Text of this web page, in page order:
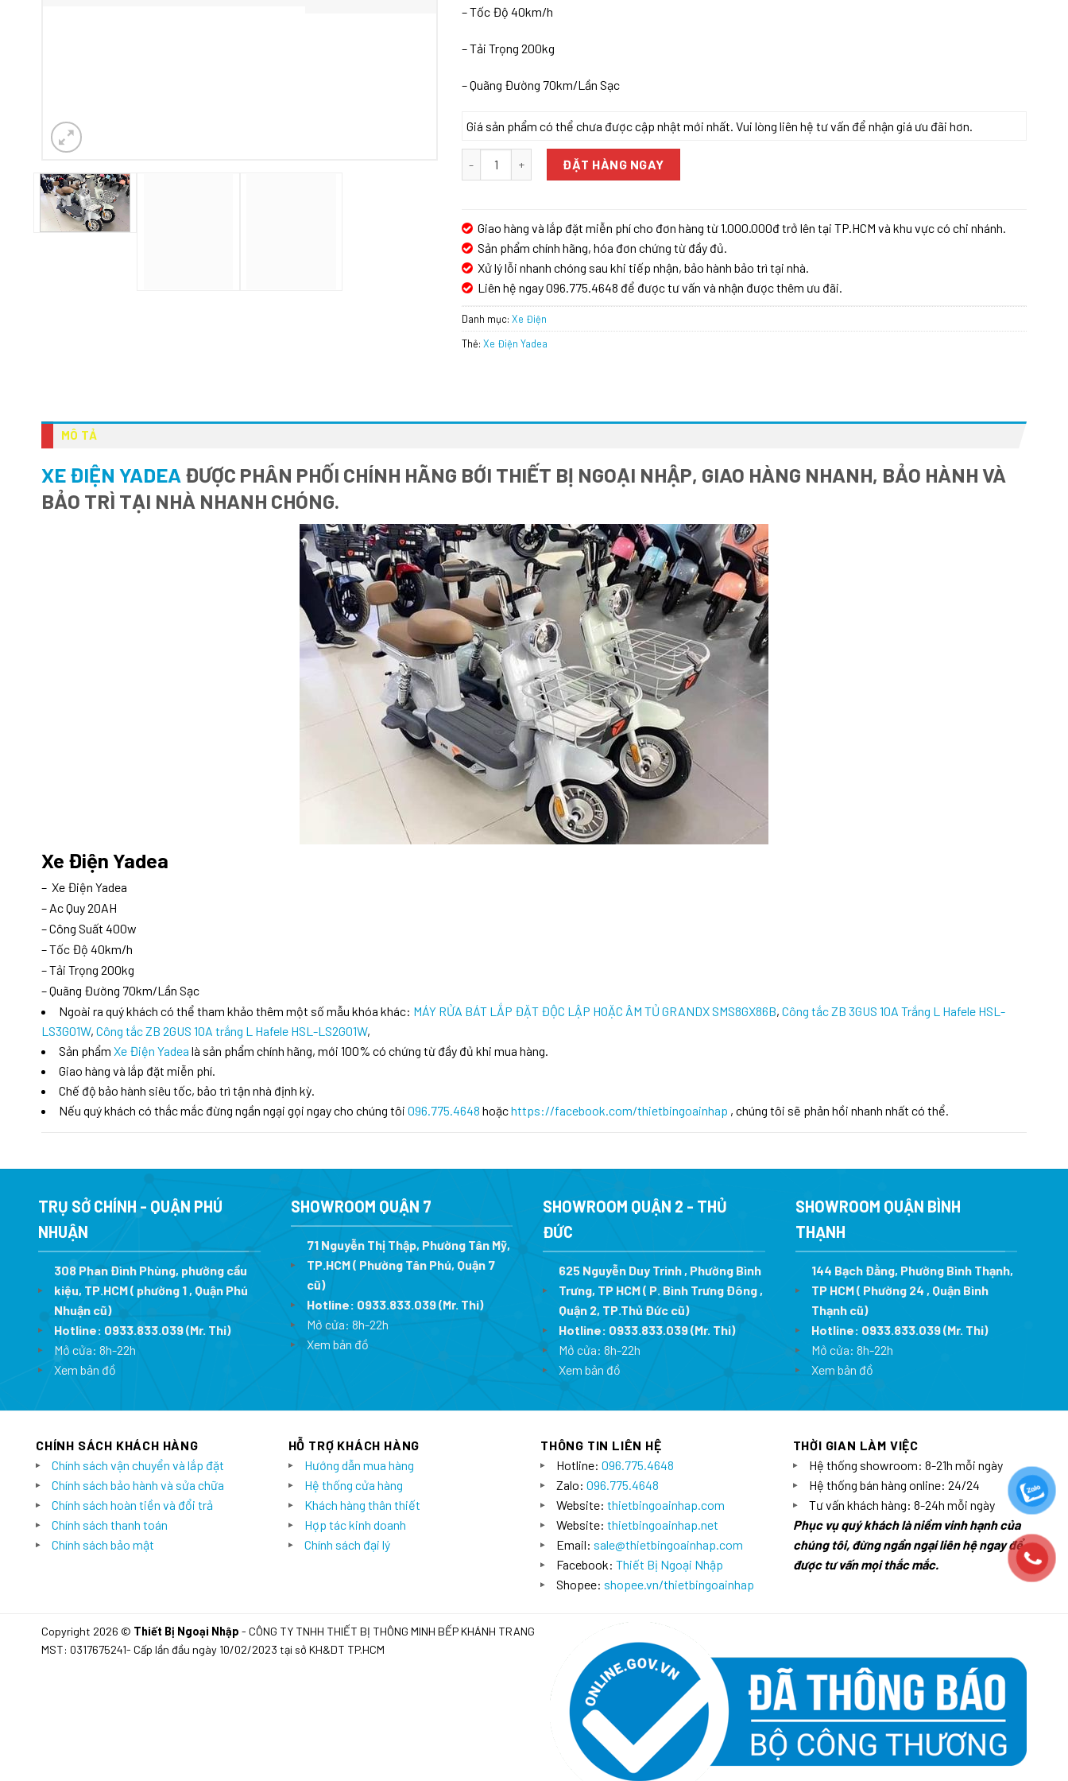
– Tốc Độ 40km/h
– Tải Trọng 200kg
– Quãng Đường 70km/Lần Sạc
Giá sản phẩm có thể chưa được cập nhật mới nhất. Vui lòng liên hệ tư vấn để nhận giá ưu đãi hơn.
Xe Điện Yadea số lượngĐẶT HÀNG NGAY
Giao hàng và lắp đặt miễn phí cho đơn hàng từ 1.000.000đ trở lên tại TP.HCM và khu vực có chi nhánh.
Sản phẩm chính hãng, hóa đơn chứng từ đầy đủ.
Xử lý lỗi nhanh chóng sau khi tiếp nhận, bảo hành bảo trì tại nhà.
Liên hệ ngay 096.775.4648 để được tư vấn và nhận được thêm ưu đãi.
Danh mục:Xe Điện
Thẻ:Xe Điện Yadea
MÔ TẢ
XE ĐIỆN YADEA ĐƯỢC PHÂN PHỐI CHÍNH HÃNG BỚI THIẾT BỊ NGOẠI NHẬP, GIAO HÀNG NHANH, BẢO HÀNH VÀ
BẢO TRÌ TẠI NHÀ NHANH CHÓNG.
Xe Điện Yadea
– Xe Điện Yadea
– Ac Quy 20AH
– Công Suất 400w
– Tốc Độ 40km/h
– Tải Trọng 200kg
– Quãng Đường 70km/Lần Sạc
Ngoài ra quý khách có thể tham khảo thêm một số mẫu khóa khác: MÁY RỬA BÁT LẮP ĐẶT ĐỘC LẬP HOẶC ÂM TỦ GRANDX SMS8GX86B, Công tắc ZB 3GUS 10A Trắng L Hafele HSL-
LS3G01W, Công tắc ZB 2GUS 10A trắng L Hafele HSL-LS2G01W,
Sản phẩm Xe Điện Yadea là sản phẩm chính hãng, mới 100% có chứng từ đầy đủ khi mua hàng.
Giao hàng và lắp đặt miễn phí.
Chế độ bảo hành siêu tốc, bảo trì tận nhà định kỳ.
Nếu quý khách có thắc mắc đừng ngần ngại gọi ngay cho chúng tôi 096.775.4648 hoặchttps://facebook.com/thietbingoainhap , chúng tôi sẽ phản hồi nhanh nhất có thể.
TRỤ SỞ CHÍNH - QUẬN PHÚ
NHUẬN
308 Phan Đình Phùng, phường cầu
kiệu, TP.HCM ( phường 1 , Quận Phú
Nhuận cũ)
Hotline: 0933.833.039(Mr. Thi)
Mở cửa: 8h-22h
Xem bản đồ
SHOWROOM QUẬN 7
71 Nguyễn Thị Thập, Phường Tân Mỹ,
TP.HCM ( Phường Tân Phú, Quận 7
cũ)
Hotline: 0933.833.039(Mr. Thi)
Mở cửa: 8h-22h
Xem bản đồ
SHOWROOM QUẬN 2 - THỦ
ĐỨC
625 Nguyễn Duy Trinh , Phường Bình
Trưng, TP HCM ( P. Bình Trưng Đông ,
Quận 2, TP.Thủ Đức cũ)
Hotline: 0933.833.039(Mr. Thi)
Mở cửa: 8h-22h
Xem bản đồ
SHOWROOM QUẬN BÌNH
THẠNH
144 Bạch Đằng, Phường Bình Thạnh,
TP HCM ( Phường 24 , Quận Bình
Thạnh cũ)
Hotline: 0933.833.039(Mr. Thi)
Mở cửa: 8h-22h
Xem bản đồ
CHÍNH SÁCH KHÁCH HÀNG
Chính sách vận chuyển và lắp đặt
Chính sách bảo hành và sửa chữa
Chính sách hoàn tiền và đổi trả
Chính sách thanh toán
Chính sách bảo mật
HỖ TRỢ KHÁCH HÀNG
Hướng dẫn mua hàng
Hệ thống cửa hàng
Khách hàng thân thiết
Hợp tác kinh doanh
Chính sách đại lý
THÔNG TIN LIÊN HỆ
Hotline: 096.775.4648
Zalo: 096.775.4648
Website: thietbingoainhap.com
Website: thietbingoainhap.net
Email: sale@thietbingoainhap.com
Facebook: Thiết Bị Ngoại Nhập
Shopee: shopee.vn/thietbingoainhap
THỜI GIAN LÀM VIỆC
Hệ thống showroom: 8-21h mỗi ngày
Hệ thống bán hàng online: 24/24
Tư vấn khách hàng: 8-24h mỗi ngày
Phục vụ quý khách là niềm vinh hạnh của
chúng tôi, đừng ngần ngại liên hệ ngay để
được tư vấn mọi thắc mắc.
Copyright 2026 © Thiết Bị Ngoại Nhập - CÔNG TY TNHH THIẾT BỊ THÔNG MINH BẾP KHÁNH TRANG
MST: 0317675241- Cấp lần đầu ngày 10/02/2023 tại sở KH&DT TP.HCM